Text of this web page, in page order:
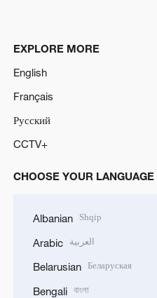
EXPLORE MORE
English
Français
Русский
CCTV+
CHOOSE YOUR LANGUAGE
Albanian Shqip
Arabic العربية
Belarusian Беларуская
Bengali বাংলা